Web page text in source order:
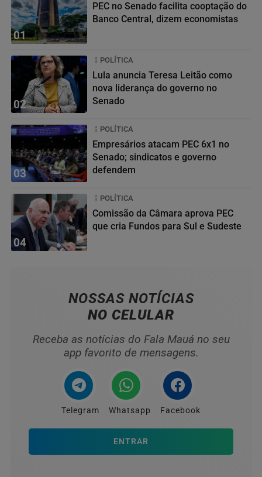
01
PEC no Senado facilita cooptação do
Banco Central, dizem economistas
02
POLÍTICA
Lula anuncia Teresa Leitão como
nova liderança do governo no
Senado
03
POLÍTICA
Empresários atacam PEC 6x1 no
Senado; sindicatos e governo
defendem
04
POLÍTICA
Comissão da Câmara aprova PEC
que cria Fundos para Sul e Sudeste
NOSSAS NOTÍCIAS
NO CELULAR
Receba as notícias do Fala Mauá no seu
app favorito de mensagens.
Telegram Whatsapp Facebook
ENTRAR